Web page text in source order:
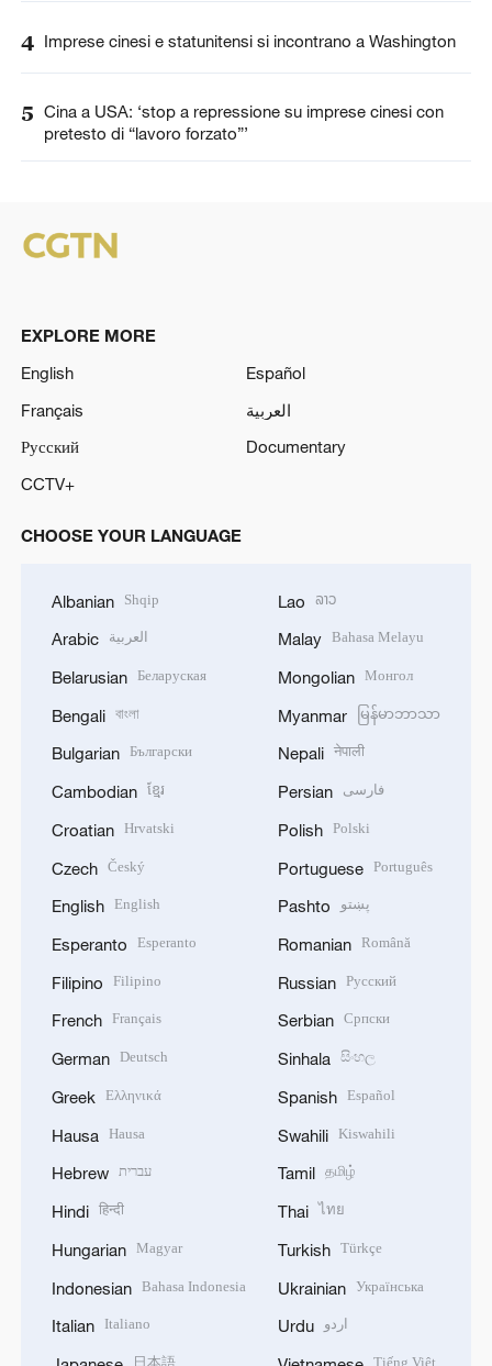
4 Imprese cinesi e statunitensi si incontrano a Washington
5 Cina a USA: ‘stop a repressione su imprese cinesi con
pretesto di “lavoro forzato”’
EXPLORE MORE
English
Español
Français
العربية
Русский
Documentary
CCTV+
CHOOSE YOUR LANGUAGE
Albanian Shqip
Arabic العربية
Belarusian Беларуская
Bengali বাংলা
Bulgarian Български
Cambodian ខ្មែរ
Croatian Hrvatski
Czech Český
English English
Esperanto Esperanto
Filipino Filipino
French Français
German Deutsch
Greek Ελληνικά
Hausa Hausa
Hebrew עברית
Hindi हिन्दी
Hungarian Magyar
Indonesian Bahasa Indonesia
Italian Italiano
Lao ລາວ
Malay Bahasa Melayu
Mongolian Монгол
Myanmar မြန်မာဘာသာ
Nepali नेपाली
Persian فارسی
Polish Polski
Portuguese Português
Pashto پښتو
Romanian Română
Russian Русский
Serbian Српски
Sinhala සිංහල
Spanish Español
Swahili Kiswahili
Tamil தமிழ்
Thai ไทย
Turkish Türkçe
Ukrainian Українська
Urdu اردو